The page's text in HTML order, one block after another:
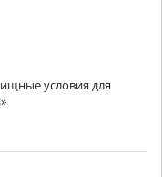
условия для